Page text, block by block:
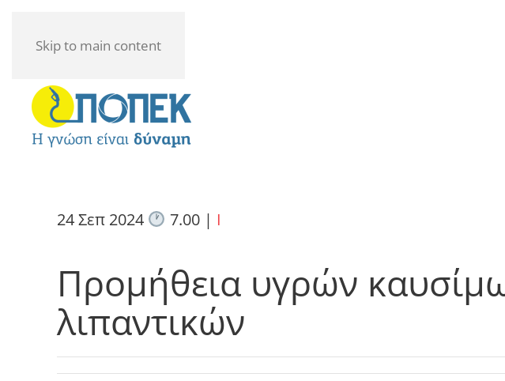
Skip to main content
24 Σεπ 2024 7.00| I
Προμήθεια υγρών
λιπαντικών